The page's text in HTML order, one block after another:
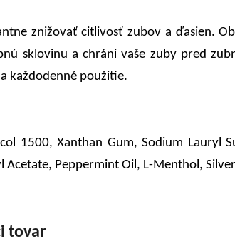
znižovať citlivosť zubov a ďasien.
sklovinu a chráni vaše zuby pred
každodenné použitie.
1500, Xanthan Gum, Sodium Lauryl
Acetate, Peppermint Oil, L-Menthol,
tovar